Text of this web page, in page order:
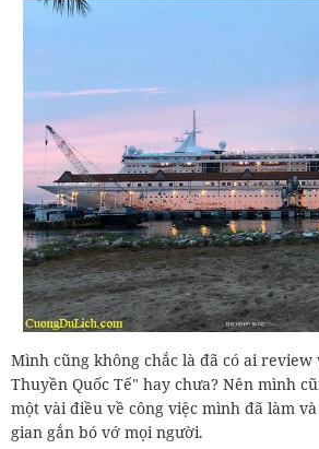
Mình cũng không chắc là đã có ai review
Thuyền Quốc Tế" hay chưa? Nên mình
một vài điều về công việc mình đã làm
gian gắn bó vớ mọi người.